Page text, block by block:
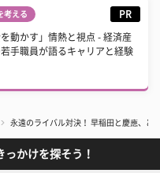
考える PR
を動かす」情熱と視点 - 経済産
手職員が語るキャリアと経験
永遠のライバル対決！ 早稲田と慶應、
かけを探そう！